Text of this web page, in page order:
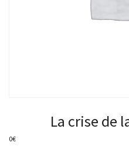
La crise de
0€